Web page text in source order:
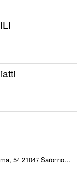
Smart Touch srl - P.IVA IT-03357540123 - via Roma, 54 21047 Saronno (VA) ITALY